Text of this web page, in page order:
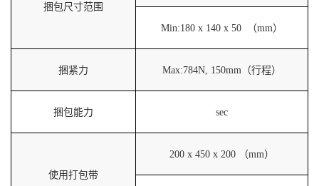
捆包尺寸范围
Min:180 x 140 x 50 （mm）
捆紧力 Max:784N, 150mm（行程）
捆包能力 sec
使用打包带
200 x 450 x 200 （mm）